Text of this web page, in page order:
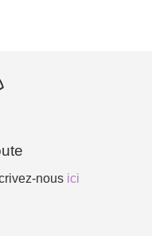
nous ici